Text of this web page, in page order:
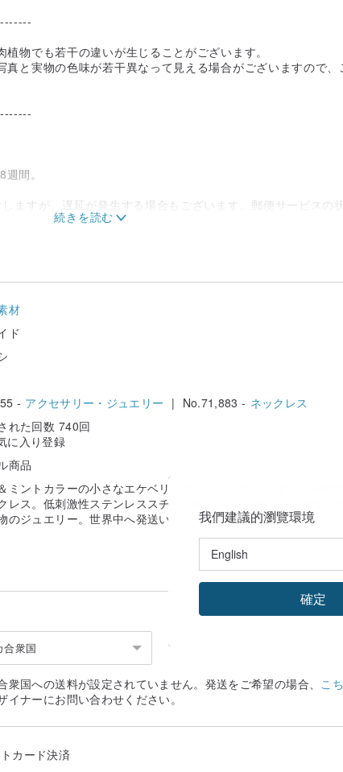
物でも若干の違いが生じることがございます。
真と実物の色味が若干異なって見える場合がございますので、
間。
ますが、遅延が発生する場合もございます。郵便サービスの状
えることができません。特別なケースでは、ご注文の商品がお手
軽にお問い合わせください :)
材
ド
- アクセサリー・ジュエリー | No.71,883 - ネックレス
れた回数 740回
に入り登録
商品
ミントカラーの小さなエケベリアがあしらわれた、優しい多肉植
レス。低刺激性ステンレススチール製。 ポリマークレイで作られ
のジュエリー。世界中へ発送いたします！
合衆国
衆国への送料が設定されていません。発送をご希望の場合、 こち
イナーにお問い合わせください。
カード決済
我們建議的瀏覽環境
確定